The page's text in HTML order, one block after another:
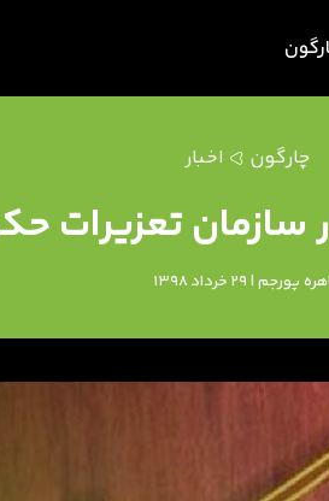
چارگون اخبار
سازمان تعزیرات
پورجم | 29 خرداد 1398